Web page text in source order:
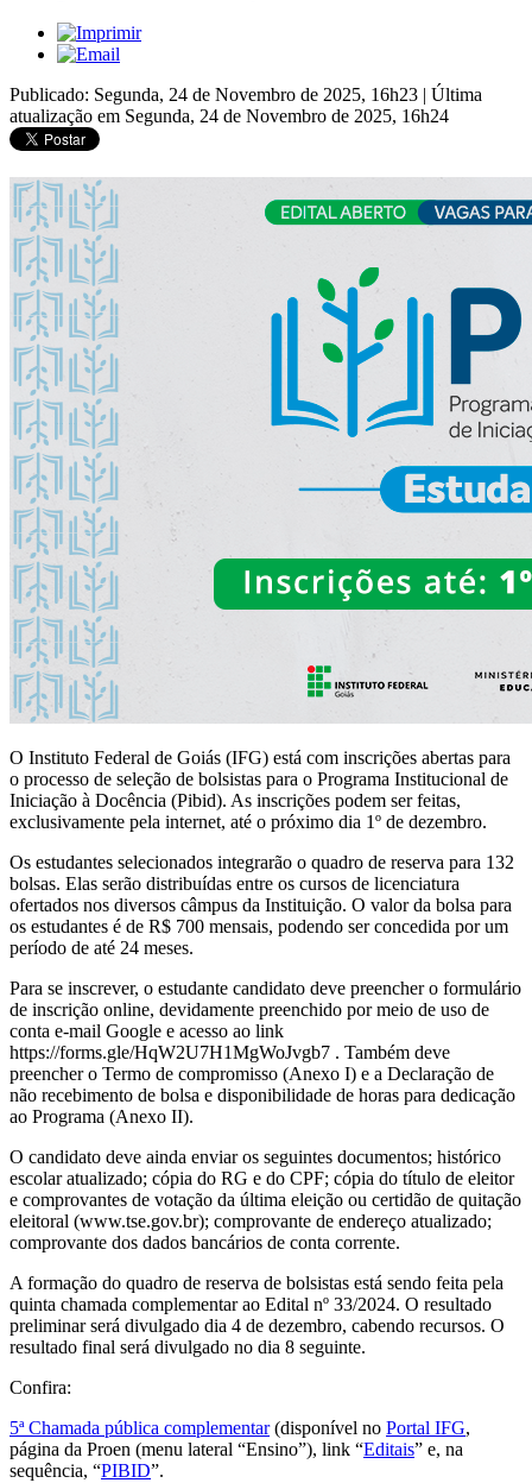
Publicado: Segunda, 24 de Novembro de 2025, 16h23 | Última
atualização em Segunda, 24 de Novembro de 2025, 16h24
O Instituto Federal de Goiás (IFG) está com inscrições abertas para
o processo de seleção de bolsistas para o Programa Institucional de
Iniciação à Docência (Pibid). As inscrições podem ser feitas,
exclusivamente pela internet, até o próximo dia 1º de dezembro.
Os estudantes selecionados integrarão o quadro de reserva para 132
bolsas. Elas serão distribuídas entre os cursos de licenciatura
ofertados nos diversos câmpus da Instituição. O valor da bolsa para
os estudantes é de R$ 700 mensais, podendo ser concedida por um
período de até 24 meses.
Para se inscrever, o estudante candidato deve preencher o formulário
de inscrição online, devidamente preenchido por meio de uso de
conta e-mail Google e acesso ao link
https://forms.gle/HqW2U7H1MgWoJvgb7 . Também deve
preencher o Termo de compromisso (Anexo I) e a Declaração de
não recebimento de bolsa e disponibilidade de horas para dedicação
ao Programa (Anexo II).
O candidato deve ainda enviar os seguintes documentos; histórico
escolar atualizado; cópia do RG e do CPF; cópia do título de eleitor
e comprovantes de votação da última eleição ou certidão de quitação
eleitoral (www.tse.gov.br); comprovante de endereço atualizado;
comprovante dos dados bancários de conta corrente.
A formação do quadro de reserva de bolsistas está sendo feita pela
quinta chamada complementar ao Edital nº 33/2024. O resultado
preliminar será divulgado dia 4 de dezembro, cabendo recursos. O
resultado final será divulgado no dia 8 seguinte.
Confira:
5ª Chamada pública complementar(disponível no Portal IFG,
página da Proen (menu lateral “Ensino”), link “Editais” e, na
sequência, “PIBID”.